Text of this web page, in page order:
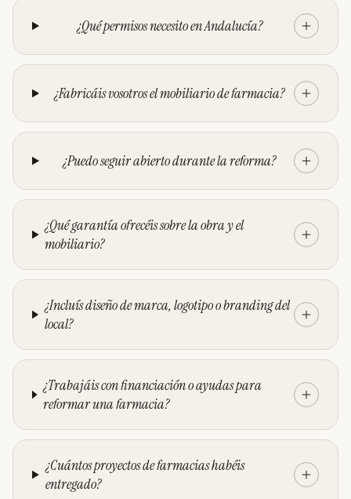
¿Qué permisos necesito en Andalucía?
¿Fabricáis vosotros el mobiliario de farmacia?
¿Puedo seguir abierto durante la reforma?
¿Qué garantía ofrecéis sobre la obra y el
mobiliario?
¿Incluís diseño de marca, logotipo o branding del
local?
¿Trabajáis con financiación o ayudas para
reformar una farmacia?
¿Cuántos proyectos de farmacias habéis
entregado?